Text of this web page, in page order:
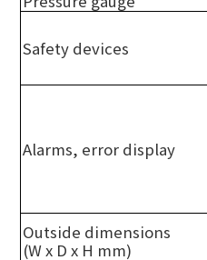
Safety devices
Alarms, error display
Outside dimensions
(W x D x H mm)